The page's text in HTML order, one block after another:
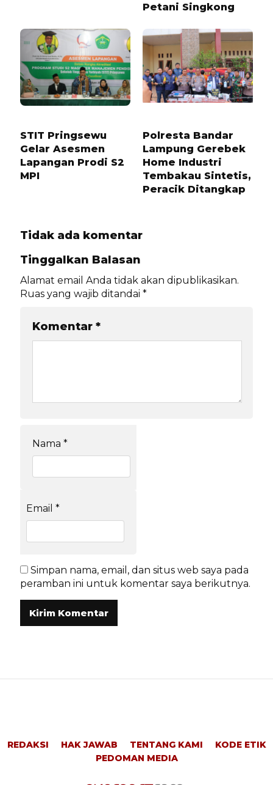
Petani Singkong
STIT Pringsewu
Gelar Asesmen
Lapangan Prodi S2
MPI
Polresta Bandar
Lampung Gerebek
Home Industri
Tembakau Sintetis,
Peracik Ditangkap
Tidak ada komentar
Tinggalkan Balasan
Alamat email Anda tidak akan dipublikasikan.
Ruas yang wajib ditandai *
Komentar *
Nama *
Email *
Simpan nama, email, dan situs web saya pada
peramban ini untuk komentar saya berikutnya.
REDAKSI HAK JAWAB TENTANG KAMI
KODE ETIK
PEDOMAN MEDIA